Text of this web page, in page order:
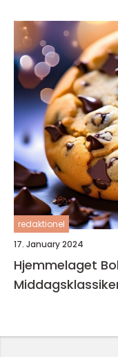
redaktionel
17. January 2024
Hjemmelaget